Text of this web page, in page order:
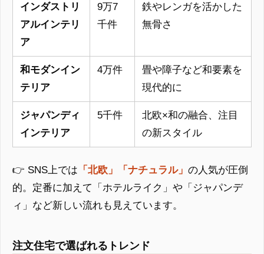
インダストリ
アルインテリ
ア
9万7
千件
鉄やレンガを活かした
無骨さ
和モダンイン
テリア
4万件
畳や障子など和要素を
現代的に
ジャパンディ
インテリア
5千件
北欧×和の融合、注目
の新スタイル
👉 SNS上では 「北欧」「ナチュラル」 の人気が圧倒
的。定番に加えて「ホテルライク」や「ジャパンデ
ィ」など新しい流れも見えています。
注文住宅で選ばれるトレンド